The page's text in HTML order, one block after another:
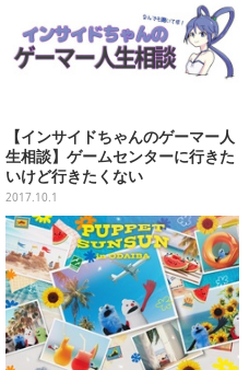
【インサイドちゃんのゲーマー人
生相談】ゲームセンターに行きた
いけど行きたくない
2017.10.1